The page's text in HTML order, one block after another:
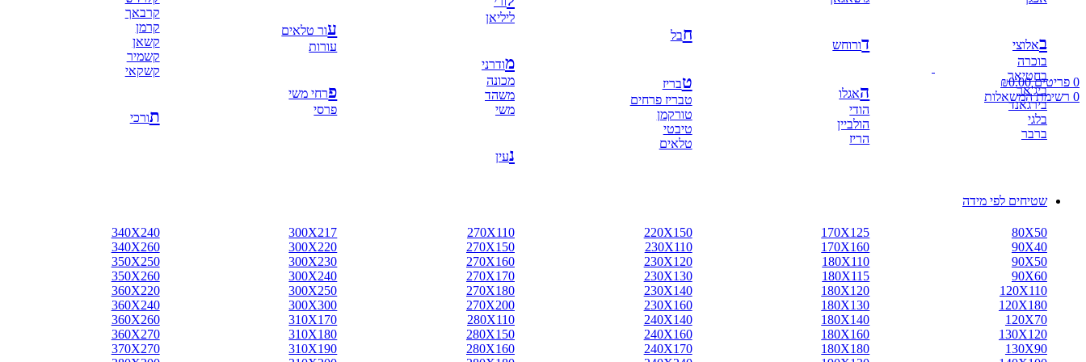
0 פריטים ₪0.00
0 רשימת המשאלות
קרבאך
קרמן
קשאן
קשמיר
קשקאי
תורכי
עור טלאים
עורות
פרחי משי
פרסי
ליליאן
מודרני
מכונה
משהד
משי
נעין
חבל
טבריז
טבריז פרחים
טורקמן
טיבטי
טלאים
דורוחש
האגלו
הודי
הולביין
הריז
באלוצי
בוכרה
בחטיאר
ביג'אר
בירגאנד
בלגי
ברבר
שטיחים לפי מידה
340X240
340X260
350X250
350X260
360X220
360X240
360X260
360X270
370X270
300X217
300X220
300X230
300X240
300X250
300X300
310X170
310X180
310X190
270X110
270X150
270X160
270X170
270X180
270X200
280X110
280X150
280X160
220X150
230X110
230X120
230X130
230X140
230X160
240X140
240X160
240X170
170X125
170X160
180X110
180X115
180X120
180X130
180X140
180X160
180X180
80X50
90X40
90X50
90X60
120X110
120X180
120X70
130X120
130X90